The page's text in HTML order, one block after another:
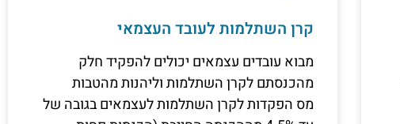
קרן השתלמות לעובד העצמאי
מבוא עובדים עצמאים יכולים להפקיד חלק
מהכנסתם לקרן השתלמות וליהנות מהטבות
מס הפקדות לקרן השתלמות לעצמאים בגובה של